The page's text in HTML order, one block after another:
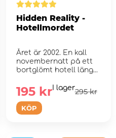
Hidden Reality -
Hotellmordet
Året är 2002. En kall
novembernatt på ett
bortglömt hotell läng...
KÖP
295 kr
195 krI lager